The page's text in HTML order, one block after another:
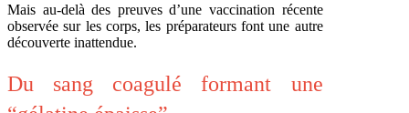
Mais au-delà des preuves d’une vaccination récente
observée sur les corps, les préparateurs font une autre
découverte inattendue.
Du sang coagulé formant une